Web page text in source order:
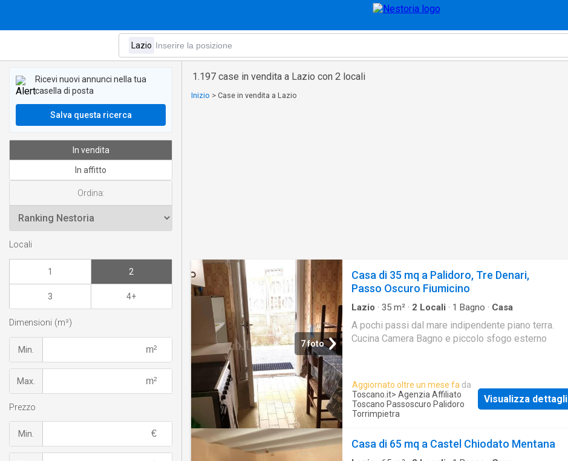
1.197 case in vendita a Lazio con 2 locali
Inizio > Case in vendita a Lazio
7 foto
Casa di 35 mq a Palidoro, Tre Denari,
Passo Oscuro Fiumicino
Lazio · 35 m² · 2 Locali · 1 Bagno · Casa
A pochi passi dal mare indipendente piano terra.
Cucina Camera Bagno e piccolo sfogo esterno
Aggiornato oltre un mese fa da
Toscano.it> Agenzia Affiliato
Toscano Passoscuro Palidoro
Torrimpietra
Visualizza dettagli
Casa di 65 mq a Castel Chiodato Mentana
Ricevi nuovi annunci nella tua
casella di posta
Salva questa ricerca
In vendita
In affitto
Ordina:
Locali
1 2
3 4+
Dimensioni (m²)
Min.
Max.
Prezzo
Min.